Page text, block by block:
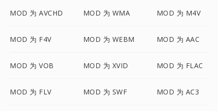
MOD 为 AVCHD MOD 为 WMA MOD 为 M4V
MOD 为 F4V MOD 为 WEBM MOD 为 AAC
MOD 为 VOB MOD 为 XVID MOD 为 FLAC
MOD 为 FLV MOD 为 SWF MOD 为 AC3